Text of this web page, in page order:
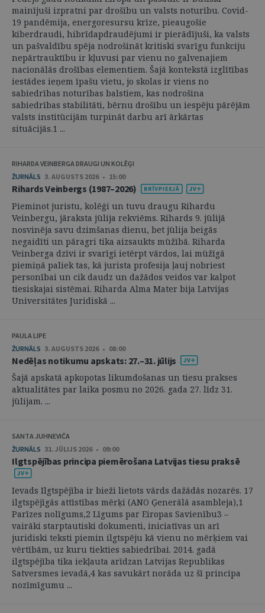
mainījuši izpratni par drošību un valsts noturību. Covid-
19 pandēmija, energoresursu krīze, pieaugošie
kiberdraudi, hibrīdapdraudējumi ir pierādījuši, ka valsts
un pašvaldību spēja nodrošināt kritiski svarīgu funkciju
nepārtrauktību ir kļuvusi par vienu no galvenajiem
nacionālās drošības elementiem. Šajā kontekstā izglītības
iestādes ieņem īpašu vietu, jo skolas ir viens no
sabiedrības noturības balstiem, kas nodrošina
sabiedrības stabilitāti, bērnu drošību un iespēju pārējām
valsts institūcijām turpināt darbu arī ārkārtas
situācijās.1 ...
RIHARDA VEINBERGA DRAUGI UN KOLĒĢI
ŽURNĀLS 3. AUGUSTS 2026 • 15:00
Rihards Veinbergs (1987–2026)
Pieminot juristu, kolēģi un tuvu draugu Rihardu
Veinbergu, jāraksta jūlija rekviēms. Rihards 9. jūlijā
nosvinēja savu dzimšanas dienu, bet jūlija beigās
negaidīti un pāragri tika aizsaukts mūžībā. Riharda
Veinberga dzīvi ir svarīgi ietērpt vārdos, lai mūžīgā
piemiņā paliek tas, kā jurista profesija ļauj nobriest
personībai un cik daudz un dažādos veidos var kalpot
tiesiskajai sistēmai. Riharda Alma Mater bija Latvijas
Universitātes Juridiskā ...
PAULA LIPE
ŽURNĀLS 3. AUGUSTS 2026 • 08:00
Nedēļas notikumu apskats: 27.–31. jūlijs
Šajā apskatā apkopotas likumdošanas un tiesu prakses
aktualitātes par laika posmu no 2026. gada 27. līdz 31.
jūlijam. ...
SANTA JUHNEVIČA
ŽURNĀLS 31. JŪLIJS 2026 • 09:00
Ilgtspējības principa piemērošana Latvijas tiesu praksē
Ievads Ilgtspējība ir bieži lietots vārds dažādās nozarēs. 17
ilgtspējīgās attīstības mērķi (ANO Ģenerālā asambleja),1
Parīzes nolīgums,2 Līgums par Eiropas Savienību3 –
vairāki starptautiski dokumenti, iniciatīvas un arī
juridiski teksti piemin ilgtspēju kā vienu no mērķiem vai
vērtībām, uz kuru tiekties sabiedrībai. 2014. gadā
ilgtspējība tika iekļauta arīdzan Latvijas Republikas
Satversmes ievadā,4 kas savukārt norāda uz šī principa
nozīmīgumu ...